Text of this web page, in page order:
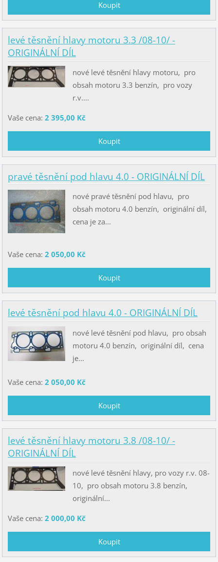
levé těsnění hlavy motoru 3.3 /08-10/ -
ORIGINÁLNÍ DÍL
nové levé těsnění hlavy motoru, pro
obsah motoru 3.3 benzín, pro vozy
r.v....
Vaše cena: 2 395,00 Kč
pravé těsnění pod hlavu 4.0 - ORIGINÁLNÍ DÍL
nové pravé těsnění pod hlavu, pro
obsah motoru 4.0 benzín, originální díl,
cena je za...
Vaše cena: 2 050,00 Kč
levé těsnění pod hlavu 4.0 - ORIGINÁLNÍ DÍL
nové levé těsnění pod hlavu, pro obsah
motoru 4.0 benzín, originální díl, cena
je...
Vaše cena: 2 050,00 Kč
levé těsnění hlavy motoru 3.8 /08-10/ -
ORIGINÁLNÍ DÍL
nové levé těsnění hlavy, pro vozy r.v. 08-
10, pro obsah motoru 3.8 benzín,
originální...
Vaše cena: 2 000,00 Kč